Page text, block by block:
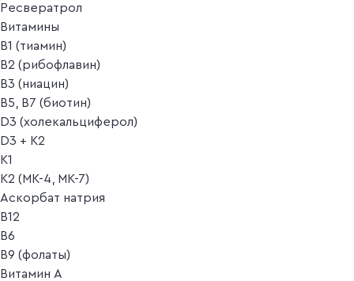
Ресвератрол
Витамины
B1 (тиамин)
B2 (рибофлавин)
B3 (ниацин)
B5, B7 (биотин)
D3 (холекальциферол)
D3 + K2
K1
K2 (MK-4, MK-7)
Аскорбат натрия
В12
В6
В9 (фолаты)
Витамин A